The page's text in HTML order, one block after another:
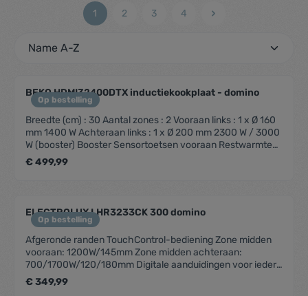
1 2 3 4
Op bestelling
BEKO HDMI32400DTX inductiekookplaat - domino
Breedte (cm) : 30 Aantal zones : 2 Vooraan links : 1 x Ø 160
mm 1400 W Achteraan links : 1 x Ø 200 mm 2300 W / 3000
W (booster) Booster Sensortoetsen vooraan Restwarmte
indicator per zone Elektronische aanduiding van het
geselecteerde vermogen Timer Overkookbeveiliging
(B x D) : 270 x 490 mm Vermogen (W) : 3600 Aansluiting
Volt / Ampère : 220/32 Gewicht (Kg) : 4.6 Afmetingen (H x
€ 499,99
Op bestelling
ELECTROLUX LHR3233CK 300 domino
Afgeronde randen TouchControl-bediening Zone midden
vooraan: 1200W/145mm Zone midden achteraan:
700/1700W/120/180mm Digitale aanduidingen voor iedere
zone Drieschalige restwarmte indicatie Pauze-functie
voor korte onderbrekingen Kinderbeveiliging Akoestisch
€ 349,99